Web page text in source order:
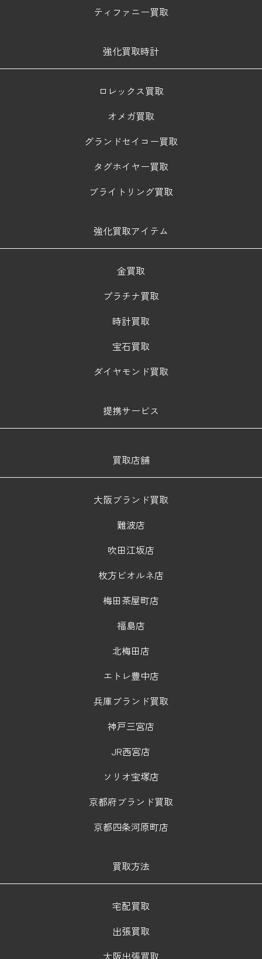
ティファニー買取
強化買取時計
ロレックス買取
オメガ買取
グランドセイコー買取
タグホイヤー買取
ブライトリング買取
強化買取アイテム
金買取
プラチナ買取
時計買取
宝石買取
ダイヤモンド買取
提携サービス
買取店舗
大阪ブランド買取
難波店
吹田江坂店
枚方ビオルネ店
梅田茶屋町店
福島店
北梅田店
エトレ豊中店
兵庫ブランド買取
神戸三宮店
JR西宮店
ソリオ宝塚店
京都府ブランド買取
京都四条河原町店
買取方法
宅配買取
出張買取
大阪出張買取